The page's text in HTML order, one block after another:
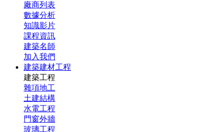
廠商列表
數據分析
知識影片
課程資訊
建築名師
加入我們
建築建材工程
建築工程
雜項地工
土建結構
水電工程
門窗外牆
玻璃工程